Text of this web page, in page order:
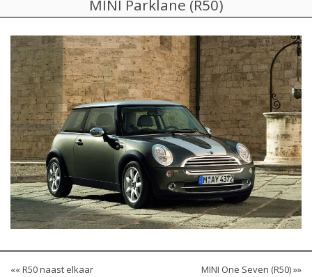
MINI Parklane (R50)
«« R50 naast elkaar MINI One Seven (R50) »»